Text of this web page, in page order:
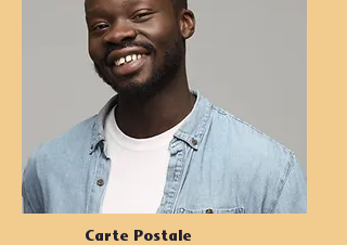
Carte Postale